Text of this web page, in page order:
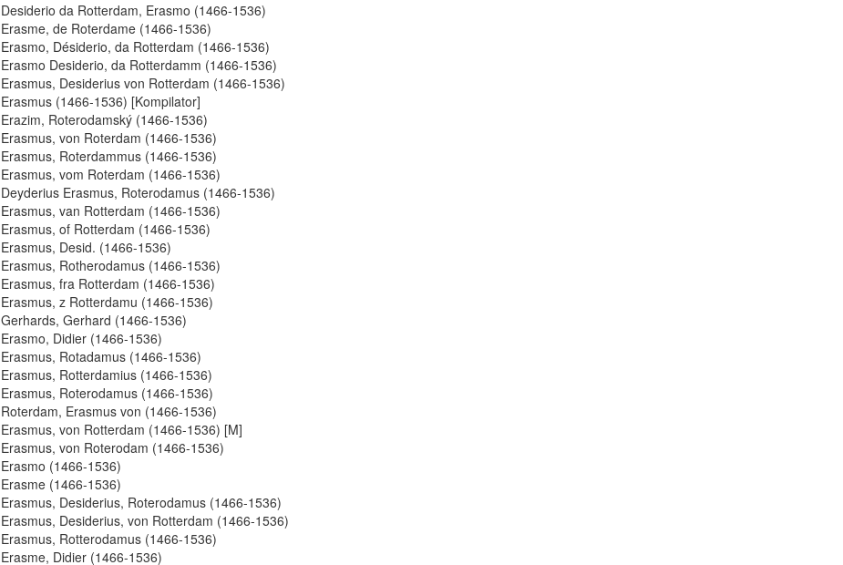
Desiderio da Rotterdam, Erasmo (1466-1536)
Erasme, de Roterdame (1466-1536)
Erasmo, Désiderio, da Rotterdam (1466-1536)
Erasmo Desiderio, da Rotterdamm (1466-1536)
Erasmus, Desiderius von Rotterdam (1466-1536)
Erasmus (1466-1536) [Kompilator]
Erazim, Roterodamský (1466-1536)
Erasmus, von Roterdam (1466-1536)
Erasmus, Roterdammus (1466-1536)
Erasmus, vom Roterdam (1466-1536)
Deyderius Erasmus, Roterodamus (1466-1536)
Erasmus, van Rotterdam (1466-1536)
Erasmus, of Rotterdam (1466-1536)
Erasmus, Desid. (1466-1536)
Erasmus, Rotherodamus (1466-1536)
Erasmus, fra Rotterdam (1466-1536)
Erasmus, z Rotterdamu (1466-1536)
Gerhards, Gerhard (1466-1536)
Erasmo, Didier (1466-1536)
Erasmus, Rotadamus (1466-1536)
Erasmus, Rotterdamius (1466-1536)
Erasmus, Roterodamus (1466-1536)
Roterdam, Erasmus von (1466-1536)
Erasmus, von Rotterdam (1466-1536) [M]
Erasmus, von Roterodam (1466-1536)
Erasmo (1466-1536)
Erasme (1466-1536)
Erasmus, Desiderius, Roterodamus (1466-1536)
Erasmus, Desiderius, von Rotterdam (1466-1536)
Erasmus, Rotterodamus (1466-1536)
Erasme, Didier (1466-1536)